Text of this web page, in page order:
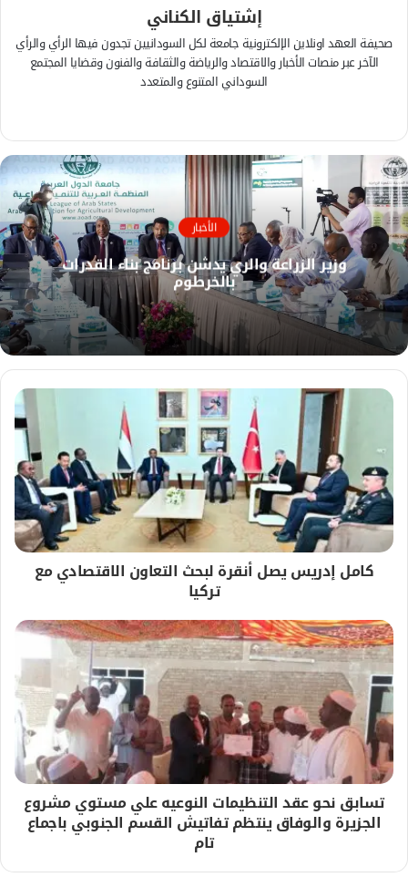
إشتياق الكناني
صحيفة العهد اونلاين الإلكترونية جامعة لكل السودانيين تجدون فيها الرأي والرأي
الآخر عبر منصات الأخبار والاقتصاد والرياضة والثقافة والفنون وقضايا المجتمع
السوداني المتنوع والمتعدد
م
و
ق
ع
ا
ل
و
ي
ب
س
ب
و
ك الأخبار
وزير الزراعة والري يدشن برنامج بناء القدرات
بالخرطوم
كامل إدريس يصل أنقرة لبحث التعاون الاقتصادي مع
تركيا
تسابق نحو عقد التنظيمات النوعيه علي مستوي مشروع
الجزيرة والوفاق ينتظم تفاتيش القسم الجنوبي باجماع
تام